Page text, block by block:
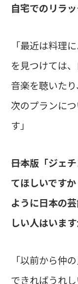
自宅でのリラ
「最近は料理
を見つけては
音楽を聴いた
次のプランに
す」
――日本版「ジ
てほしいです
ように日本の
しい人はいま
「以前から仲
できればうれし